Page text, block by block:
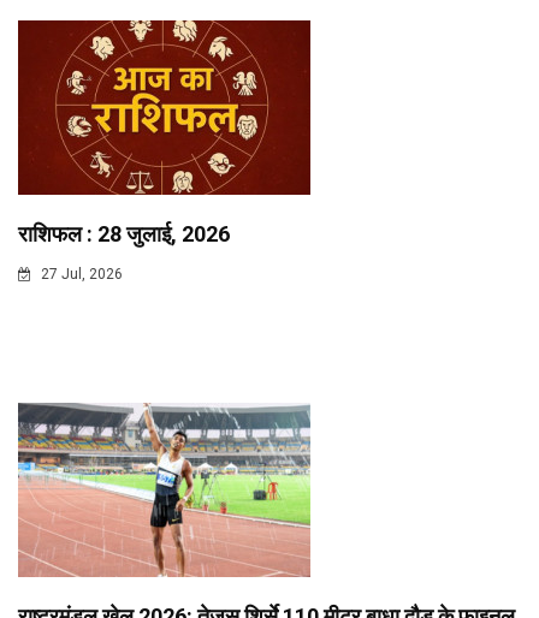
राशिफल : 28 जुलाई, 2026
27 Jul, 2026